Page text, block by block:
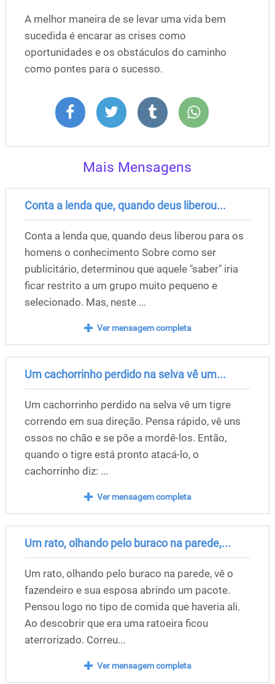
A melhor maneira de se levar uma vida bem
sucedida é encarar as crises como
oportunidades e os obstáculos do caminho
como pontes para o sucesso.
Mais Mensagens
Conta a lenda que, quando deus liberou...
Conta a lenda que, quando deus liberou para os
homens o conhecimento Sobre como ser
publicitário, determinou que aquele "saber" iria
ficar restrito a um grupo muito pequeno e
selecionado. Mas, neste ...
Ver mensagem completa
Um cachorrinho perdido na selva vê um...
Um cachorrinho perdido na selva vê um tigre
correndo em sua direção. Pensa rápido, vê uns
ossos no chão e se põe a mordê-los. Então,
quando o tigre está pronto atacá-lo, o
cachorrinho diz: ...
Ver mensagem completa
Um rato, olhando pelo buraco na parede,...
Um rato, olhando pelo buraco na parede, vê o
fazendeiro e sua esposa abrindo um pacote.
Pensou logo no tipo de comida que haveria ali.
Ao descobrir que era uma ratoeira ficou
aterrorizado. Correu...
Ver mensagem completa